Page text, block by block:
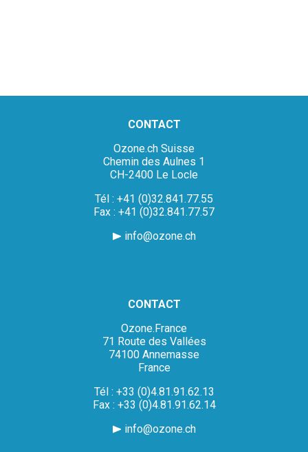
CONTACT
Ozone.ch Suisse
Chemin des Aulnes 1
CH-2400 Le Locle
Tél : +41 (0)32.841.77.55
Fax : +41 (0)32.841.77.57
info@ozone.ch
CONTACT
Ozone.France
71 Route des Vallées
74100 Annemasse
France
Tél : +33 (0)4.81.91.62.13
Fax : +33 (0)4.81.91.62.14
info@ozone.ch